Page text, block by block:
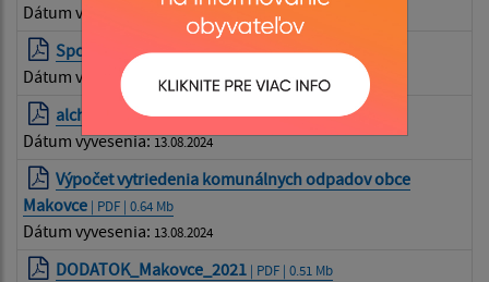
Dátum vyvesenia: 13.08.2024
Spoločne vytrieďme farebnejší svet| PDF | 1.77 Mb
Dátum vyvesenia: 13.08.2024
alchymia_odpadu_variant_e_1| PDF | 0.86 Mb
Dátum vyvesenia:13.08.2024
Výpočet vytriedenia komunálnych odpadov obce
Makovce | PDF | 0.64 Mb
Dátum vyvesenia: 13.08.2024
DODATOK_Makovce_2021 | PDF | 0.51 Mb